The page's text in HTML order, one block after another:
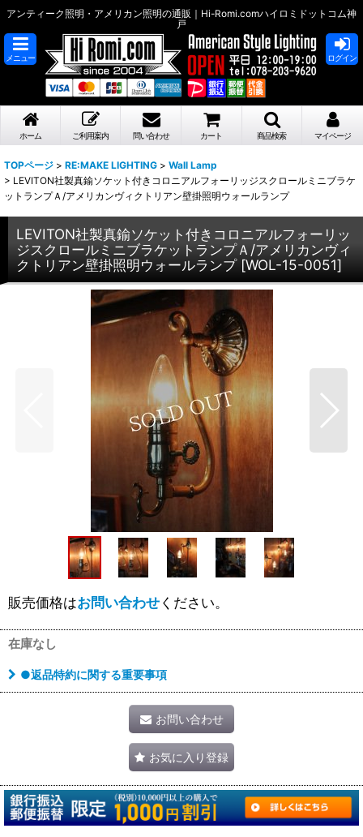
アンティーク照明・アメリカン照明の通販｜Hi-Romi.comハイロミドットコム神
戸
メニュー ログイン
ホーム ご利用案内 問い合わせ カート 商品検索 マイページ
TOPページ > RE:MAKE LIGHTING > Wall Lamp
> LEVITON社製真鍮ソケット付きコロニアルフォーリッジスクロールミニブラケ
ットランプＡ/アメリカンヴィクトリアン壁掛照明ウォールランプ
LEVITON社製真鍮ソケット付きコロニアルフォーリッ
ジスクロールミニブラケットランプＡ/アメリカンヴィ
クトリアン壁掛照明ウォールランプ [WOL-15-0051]
販売価格はお問い合わせください。
在庫なし
●返品特約に関する重要事項
お問い合わせ
お気に入り登録